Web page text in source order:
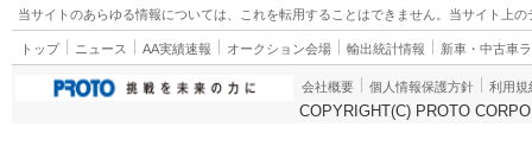
当サイトのあらゆる情報については、これを転用することはできません。当サイト上
トップ ニュース AA実績速報 オークション会場 輸出統計情報 新車・中古車
会社概要 個人情報保護方針 利用規
COPYRIGHT(C) PROTO